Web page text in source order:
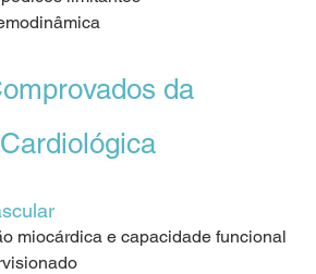
da
miocárdica e capacidade funcional